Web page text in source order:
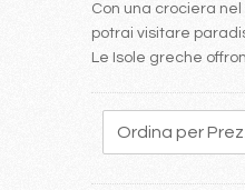
Con una crociera
potrai visitare
Le Isole greche
116 117